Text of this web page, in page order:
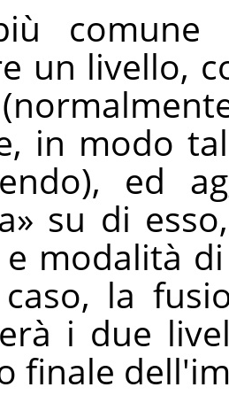
un livello,
in modo
ed
» su di
modalità
la
i due
finale